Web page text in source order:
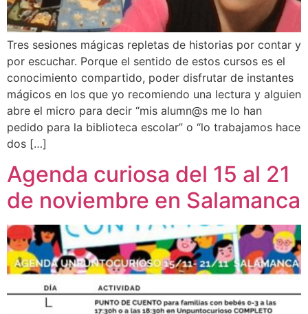
Tres sesiones mágicas repletas de historias por contar y
por escuchar. Porque el sentido de estos cursos es el
conocimiento compartido, poder disfrutar de instantes
mágicos en los que yo recomiendo una lectura y alguien
abre el micro para decir “mis alumn@s me lo han
pedido para la biblioteca escolar” o “lo trabajamos hace
dos […]
Agenda curiosa del 15 al 21
de noviembre en Salamanca